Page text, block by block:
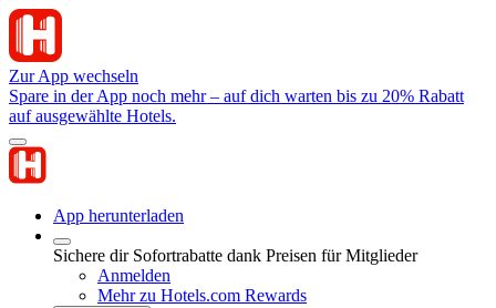
Zur App wechseln
Spare in der App noch mehr – auf dich warten bis zu 20% Rabatt
auf ausgewählte Hotels.
App herunterladen
Sichere dir Sofortrabatte dank Preisen für Mitglieder
Anmelden
Mehr zu Hotels.com Rewards